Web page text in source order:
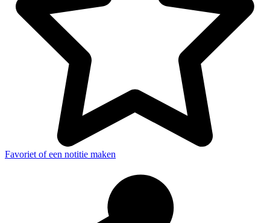
Favoriet of een notitie maken